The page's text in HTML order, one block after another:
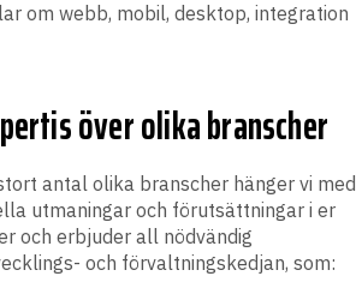
om webb, mobil, desktop, integration
över olika branscher
antal olika branscher hänger vi med
utmaningar och förutsättningar i er
och erbjuder all nödvändig
och förvaltningskedjan, som: